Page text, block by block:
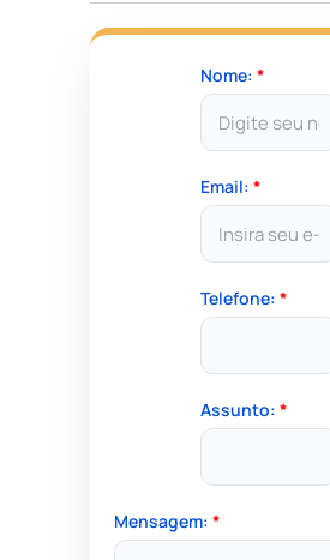
Nome: *
Email: *
Telefone: *
Assunto: *
Mensagem: *